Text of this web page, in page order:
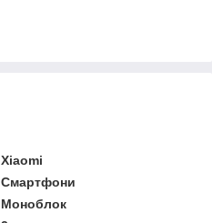
Xiaomi
Смартфони
Моноблок